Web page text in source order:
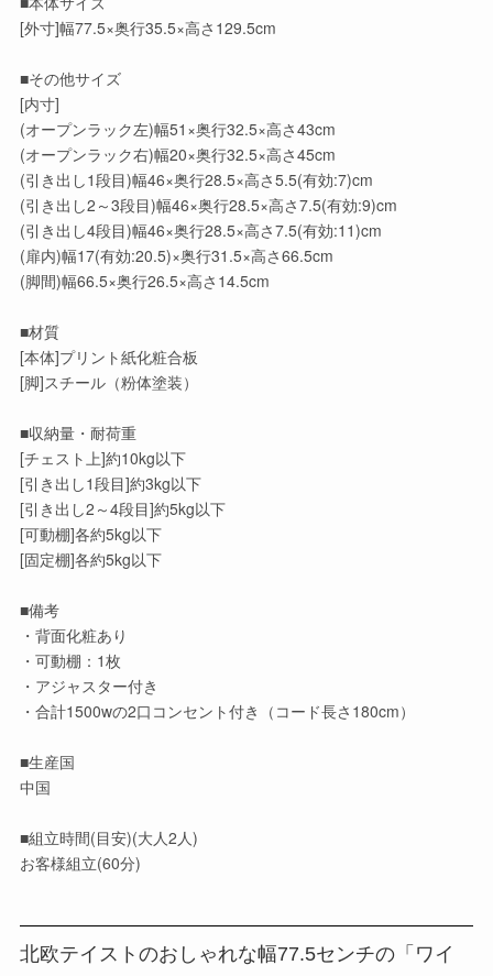
北欧テイストのおしゃれな幅77.5センチの「ワイ